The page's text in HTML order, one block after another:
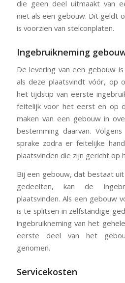
die geen deel uitmaakt van
niet als een gebouw. Dit geldt
is voorzien van stelconplaten.
Ingebruikneming
De levering van een gebouw
als deze plaatsvindt vóór, op
het tijdstip van eerste
feitelijk voor het eerst en op
maken van een gebouw in
bestemming daarvan.
sprake zodra er feitelijke
plaatsvinden die zijn gericht op
Bij een gebouw, dat bestaat
gedeelten, kan de
plaatsvinden. Als een gebouw
is te splitsen in zelfstandige
ingebruikneming van het
eerste deel van het
genomen.
Servicekosten